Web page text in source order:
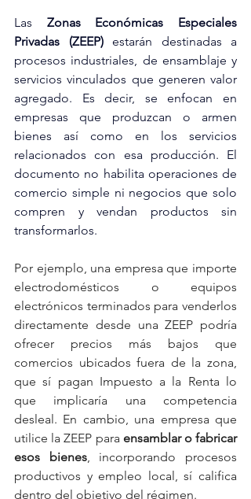
Las Zonas Económicas Especiales
Privadas (ZEEP) estarán destinadas a
procesos industriales, de ensamblaje y
servicios vinculados que generen valor
agregado. Es decir, se enfocan en
empresas que produzcan o armen
bienes así como en los servicios
relacionados con esa producción. El
documento no habilita operaciones de
comercio simple ni negocios que solo
compren y vendan productos sin
transformarlos.
Por ejemplo, una empresa que importe
electrodomésticos o equipos
electrónicos terminados para venderlos
directamente desde una ZEEP podría
ofrecer precios más bajos que
comercios ubicados fuera de la zona,
que sí pagan Impuesto a la Renta lo
que implicaría una competencia
desleal. En cambio, una empresa que
utilice la ZEEP para ensamblar o fabricar
esos bienes, incorporando procesos
productivos y empleo local, sí califica
dentro del objetivo del régimen.